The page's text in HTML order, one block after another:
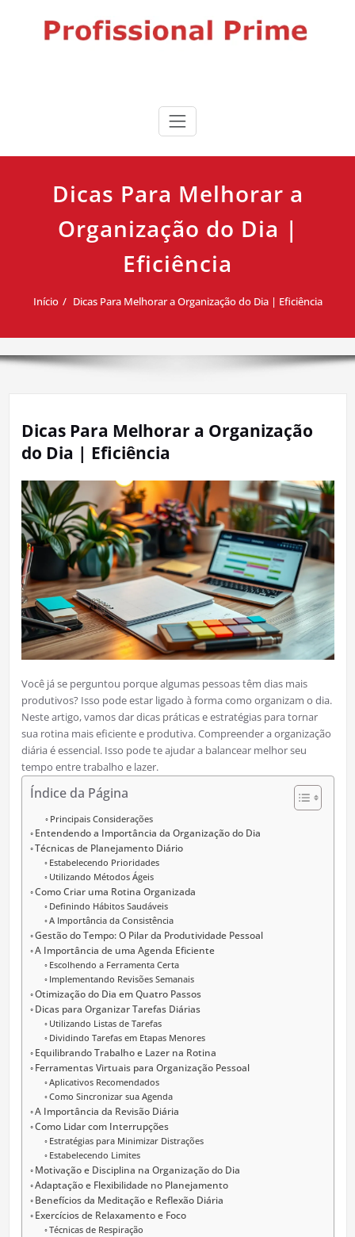
Profissional Prime
impulsionar sua carreira.
Dicas Para Melhorar a
Organização do Dia |
Eficiência
Início Dicas Para Melhorar a Organização do Dia | Eficiência
Dicas Para Melhorar a Organização
do Dia | Eficiência
Você já se perguntou porque algumas pessoas têm dias mais
produtivos? Isso pode estar ligado à forma como organizam o dia.
Neste artigo, vamos dar dicas práticas e estratégias para tornar
sua rotina mais eficiente e produtiva. Compreender a organização
diária é essencial. Isso pode te ajudar a balancear melhor seu
tempo entre trabalho e lazer.
Índice da Página
Principais Considerações
Entendendo a Importância da Organização do Dia
Técnicas de Planejamento Diário
Estabelecendo Prioridades
Utilizando Métodos Ágeis
Como Criar uma Rotina Organizada
Definindo Hábitos Saudáveis
A Importância da Consistência
Gestão do Tempo: O Pilar da Produtividade Pessoal
A Importância de uma Agenda Eficiente
Escolhendo a Ferramenta Certa
Implementando Revisões Semanais
Otimização do Dia em Quatro Passos
Dicas para Organizar Tarefas Diárias
Utilizando Listas de Tarefas
Dividindo Tarefas em Etapas Menores
Equilibrando Trabalho e Lazer na Rotina
Ferramentas Virtuais para Organização Pessoal
Aplicativos Recomendados
Como Sincronizar sua Agenda
A Importância da Revisão Diária
Como Lidar com Interrupções
Estratégias para Minimizar Distrações
Estabelecendo Limites
Motivação e Disciplina na Organização do Dia
Adaptação e Flexibilidade no Planejamento
Benefícios da Meditação e Reflexão Diária
Exercícios de Relaxamento e Foco
Técnicas de Respiração